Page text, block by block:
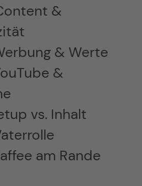
&
& Werte
&
vs. Inhalt
am Rande